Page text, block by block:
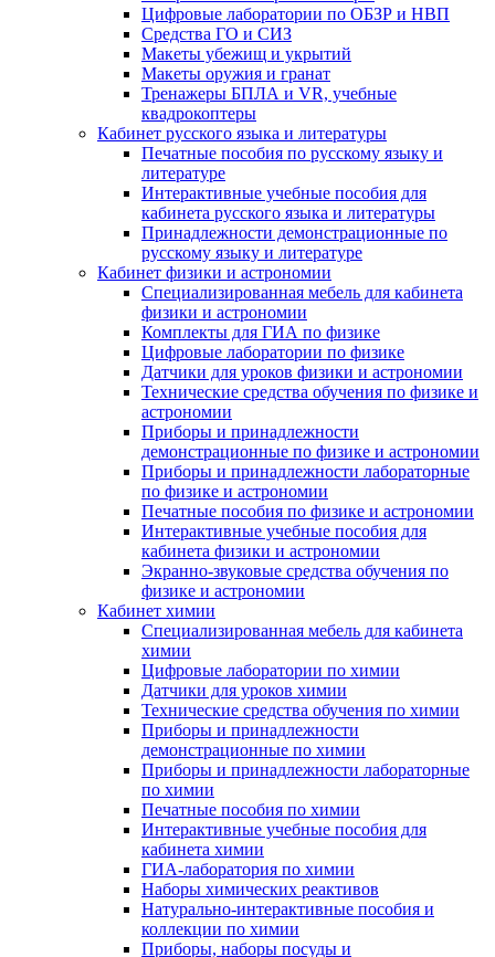
Цифровые лаборатории по ОБЗР и НВП
Средства ГО и СИЗ
Макеты убежищ и укрытий
Макеты оружия и гранат
Тренажеры БПЛА и VR, учебные
квадрокоптеры
Кабинет русского языка и литературы
Печатные пособия по русскому языку и
литературе
Интерактивные учебные пособия для
кабинета русского языка и литературы
Принадлежности демонстрационные по
русскому языку и литературе
Кабинет физики и астрономии
Специализированная мебель для кабинета
физики и астрономии
Комплекты для ГИА по физике
Цифровые лаборатории по физике
Датчики для уроков физики и астрономии
Технические средства обучения по физике и
астрономии
Приборы и принадлежности
демонстрационные по физике и астрономии
Приборы и принадлежности лабораторные
по физике и астрономии
Печатные пособия по физике и астрономии
Интерактивные учебные пособия для
кабинета физики и астрономии
Экранно-звуковые средства обучения по
физике и астрономии
Кабинет химии
Специализированная мебель для кабинета
химии
Цифровые лаборатории по химии
Датчики для уроков химии
Технические средства обучения по химии
Приборы и принадлежности
демонстрационные по химии
Приборы и принадлежности лабораторные
по химии
Печатные пособия по химии
Интерактивные учебные пособия для
кабинета химии
ГИА-лаборатория по химии
Наборы химических реактивов
Натурально-интерактивные пособия и
коллекции по химии
Приборы, наборы посуды и